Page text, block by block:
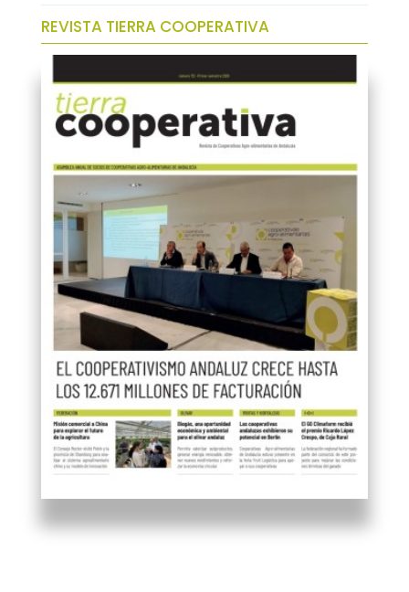
REVISTA TIERRA COOPERATIVA